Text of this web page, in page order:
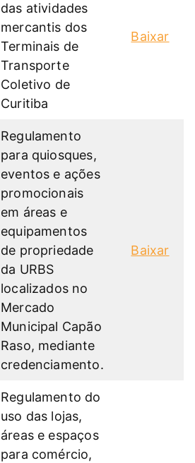
das atividades
mercantis dos
Terminais de
Transporte
Coletivo de
Curitiba
Baixar
Regulamento
para quiosques,
eventos e ações
promocionais
em áreas e
equipamentos
de propriedade
da URBS
localizados no
Mercado
Municipal Capão
Raso, mediante
credenciamento.
Baixar
Regulamento do
uso das lojas,
áreas e espaços
para comércio,